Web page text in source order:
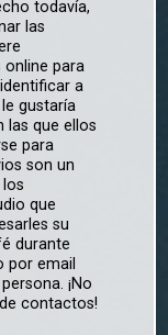
todavía,
las
online para
a
gustaría
las que ellos
para
son un
que
su
durante
por email
¡No
contactos!